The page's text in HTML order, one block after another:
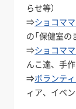
らせ等）
⇒ショコマ
の「保健室の
⇒ショコマ
んこ達、手作
⇒ボランテ
ィア、イベ